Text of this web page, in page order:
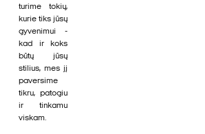
turime tokių,
kurie tiks jūsų
gyvenimui -
kad ir koks
būtų jūsų
stilius, mes jį
paversime
tikru, patogiu
ir tinkamu
viskam.